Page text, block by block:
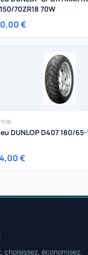
70ZR18 70W
€
DUNLOP D407 180/65-
€
choisissez, économisez.